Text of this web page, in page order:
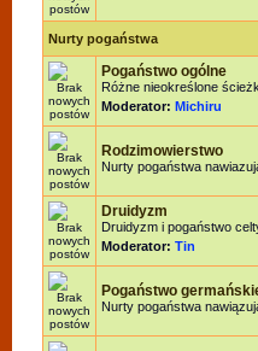
Nurty pogaństwa
Pogaństwo ogólne
Różne nieokreślone
Moderator: Michiru
Rodzimowierstwo
Nurty pogaństwa
Druidyzm
Druidyzm i pogaństwo
Moderator: Tin
Pogaństwo
Nurty pogaństwa